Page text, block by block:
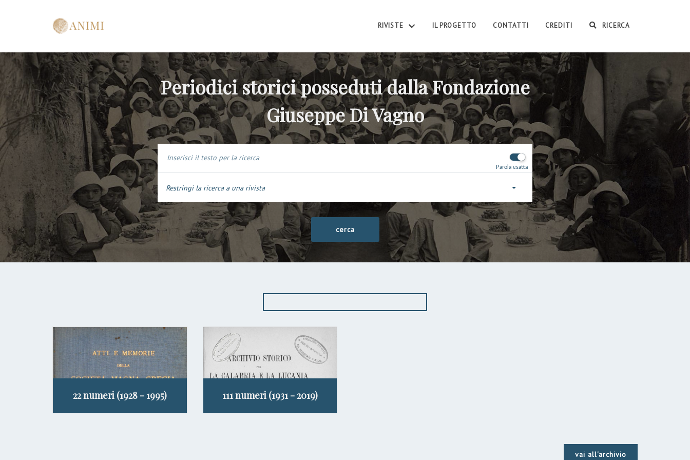
RIVISTE IL PROGETTO CONTATTI CREDITI RICERCA
Periodici storici posseduti dalla Fondazione
Giuseppe Di Vagno
Parola esatta
Restringi la ricerca a una rivista
22 numeri (1928 - 1995) 111 numeri (1931 - 2019)
vai all'archivio